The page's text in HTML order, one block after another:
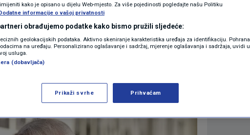
KLIMATSKE PROMJENE
FOTO
VIDEO
Više kako je opisano u dijelu Web-mjesto. Za više pojedinosti pogledajte našu Politiku
informacije o vašoj privatnosti
obrađujemo podatke kako bismo pružili sljedeće:
geolokacijskih podataka. Aktivno skeniranje karakteristika uređaja za identifikaciju. Pohrana
na uređaju. Personalizirano oglašavanje i sadržaj, mjerenje oglašavanja i sadržaja, uvidi u
usluga.
(dobavljača)
Prikaži svrhe Prihvaćam